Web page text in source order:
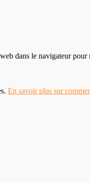
dans le navigateur
En savoir plus sur